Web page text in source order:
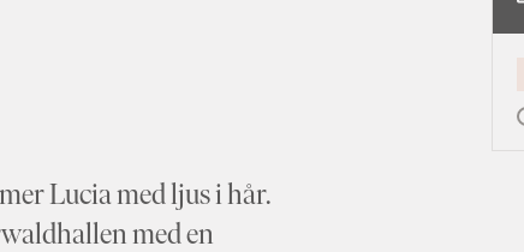
Lucia med ljus i hår.
med en